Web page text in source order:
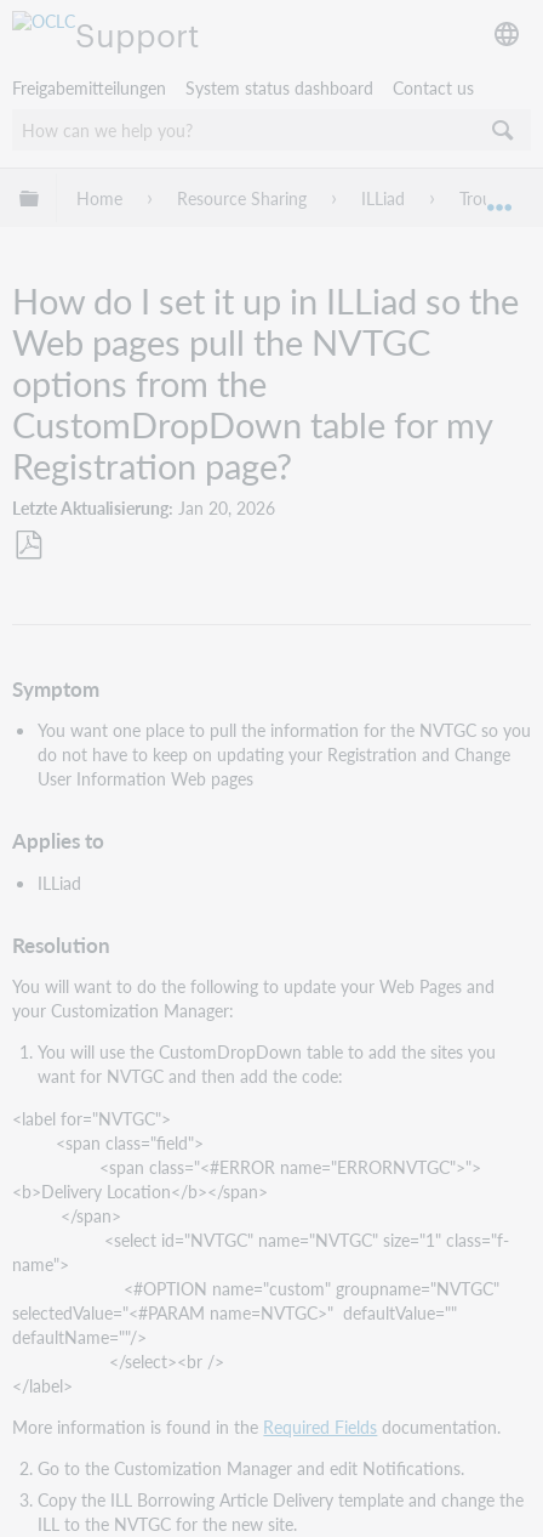
Support
Freigabemitteilungen System status dashboard Contact us
Globale Hierarchie expandieren/verbergen
Home Resource Sharing ILLiad
How do I set it up in ILLiad so the
Web pages pull the NVTGC
options from the
CustomDropDown table for my
Registration page?
Letzte Aktualisierung Jan 20, 2026
Symptom
You want one place to pull the information for the NVTGC so you
do not have to keep on updating your Registration and Change
User Information Web pages
Applies to
ILLiad
Resolution
You will want to do the following to update your Web Pages and
your Customization Manager:
You will use the CustomDropDown table to add the sites you
want for NVTGC and then add the code:
<label for="NVTGC">
<span class="field">
<span class="<#ERROR name="ERRORNVTGC">">
<b>Delivery Location</b></span>
</span>
<select id="NVTGC" name="NVTGC" size="1" class="f-
name">
<#OPTION name="custom" groupname="NVTGC"
selectedValue="<#PARAM name=NVTGC>" defaultValue=""
defaultName=""/>
</select><br />
</label>
More information is found in the Required Fields documentation.
Go to the Customization Manager and edit Notifications.
Copy the ILL Borrowing Article Delivery template and change the
ILL to the NVTGC for the new site.